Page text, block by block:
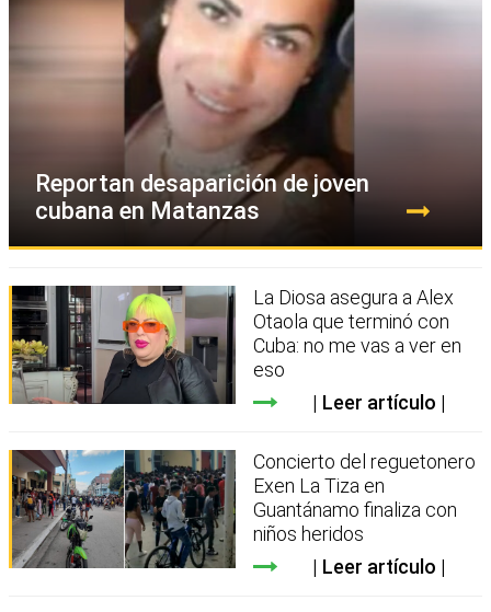
Reportan desaparición de joven
cubana en Matanzas
La Diosa asegura a Alex
Otaola que terminó con
Cuba: no me vas a ver en
eso
Leer artículo
Concierto del reguetonero
Exen La Tiza en
Guantánamo finaliza con
niños heridos
Leer artículo